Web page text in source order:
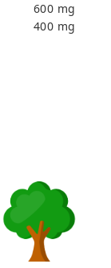
600 mg
400 mg